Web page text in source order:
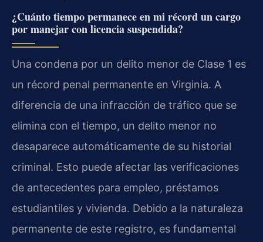
¿Cuánto tiempo permanece en mi récord un cargo
por manejar con licencia suspendida?
Una condena por un delito menor de Clase 1 es
un récord penal permanente en Virginia. A
diferencia de una infracción de tráfico que se
elimina con el tiempo, un delito menor no
desaparece automáticamente de su historial
criminal. Esto puede afectar las verificaciones
de antecedentes para empleo, préstamos
estudiantiles y vivienda. Debido a la naturaleza
permanente de este registro, es fundamental